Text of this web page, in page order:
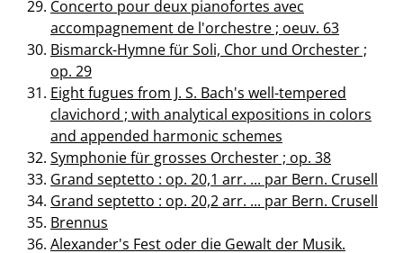
Concerto pour deux pianofortes avec
accompagnement de l'orchestre ; oeuv. 63
Bismarck-Hymne für Soli, Chor und Orchester ;
op. 29
Eight fugues from J. S. Bach's well-tempered
clavichord ; with analytical expositions in colors
and appended harmonic schemes
Symphonie für grosses Orchester ; op. 38
Grand septetto : op. 20,1 arr. ... par Bern. Crusell
Grand septetto : op. 20,2 arr. ... par Bern. Crusell
Brennus
Alexander's Fest oder die Gewalt der Musik.